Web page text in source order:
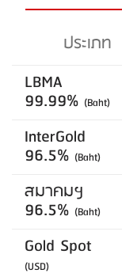
ประเภท
LBMA
99.99% (Baht)
InterGold
96.5% (Baht)
สมาคมฯ
96.5% (Baht)
Gold Spot
(USD)